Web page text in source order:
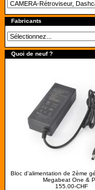
Fabricants
Quoi de neuf ?
Bloc d'alimentation de 2ème
Megabeat One &
155.00-CHF